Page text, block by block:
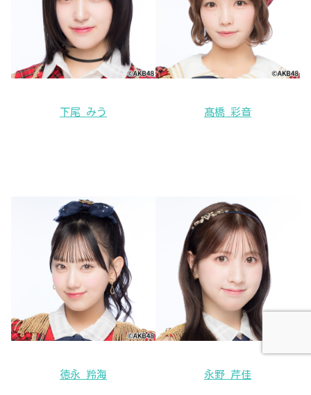
下尾 みう 髙橋 彩音
徳永 羚海 永野 芹佳